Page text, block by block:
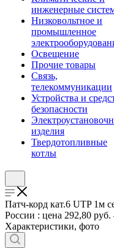
инженерные
Низковольтное и
промышленное
Освещение
Прочие товары
Связь,
телекоммуникации
Устройства и
безопасности
изделия
Твердотопливные
котлы
Патч-корд кат.6 UTP 1м
России : цена 292,80
Характеристики, фото